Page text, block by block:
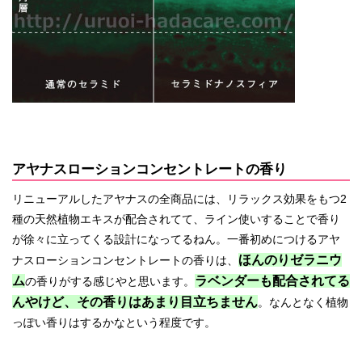
アヤナスローションコンセントレートの香り
リニューアルしたアヤナスの全商品には、リラックス効果をもつ2
種の天然植物エキスが配合されてて、ライン使いすることで香り
が徐々に立ってくる設計になってるねん。一番初めにつけるアヤ
ナスローションコンセントレートの香りは、 ほんのりゼラニウ
ムの香りがする感じやと思います。 ラベンダーも配合されてる
んやけど、その香りはあまり目立ちません。なんとなく植物
っぽい香りはするかなという程度です。